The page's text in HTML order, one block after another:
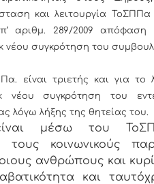
και λειτουργία
αριθμ. 289/2009 απόφαση
νέου συγκρότηση του
είναι τριετής και για το
νέου συγκρότηση του
λόγω λήξης της θητείας του.
μέσω του
τους κοινωνικούς
ανθρώπους και
και